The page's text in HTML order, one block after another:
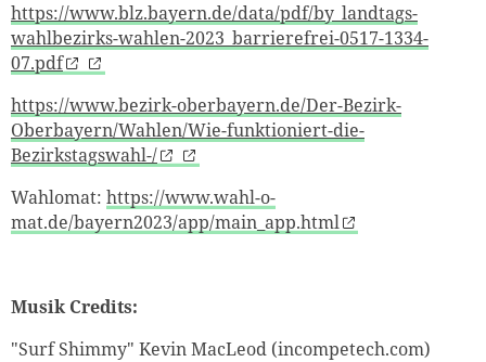
https://www.blz.bayern.de/data/pdf/by_landtags-
wahlbezirks-wahlen-2023_barrierefrei-0517-1334-
07.pdf
https://www.bezirk-oberbayern.de/Der-Bezirk-
Oberbayern/Wahlen/Wie-funktioniert-die-
Bezirkstagswahl-/
Wahlomat: https://www.wahl-o-
mat.de/bayern2023/app/main_app.html
Musik Credits:
"Surf Shimmy" Kevin MacLeod (incompetech.com)